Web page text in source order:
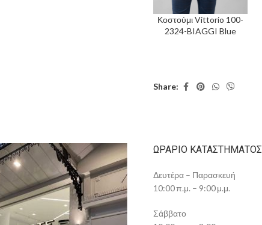
Κοστούμι Vittorio 100-
2324-BIAGGI Blue
Share:
ΩΡΆΡΙΟ ΚΑΤΑΣΤΉΜΑΤΟΣ
Δευτέρα – Παρασκευή
10:00 π.μ. – 9:00 μ.μ.
Σάββατο